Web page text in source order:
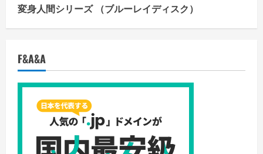
変身人間シリーズ （ブルーレイディスク）
F&A&A